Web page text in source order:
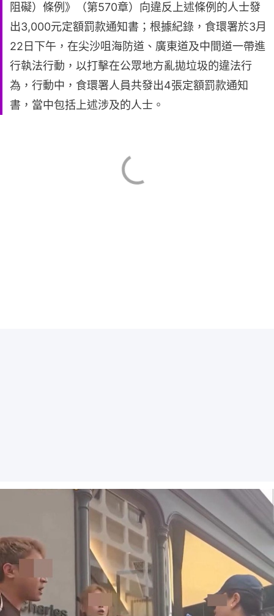
阻礙）條例》（第570章）向違反上述條例的人士發
出3,000元定額罰款通知書；根據紀錄，食環署於3月
22日下午，在尖沙咀海防道、廣東道及中間道一帶進
行執法行動，以打擊在公眾地方亂拋垃圾的違法行
為，行動中，食環署人員共發出4張定額罰款通知
書，當中包括上述涉及的人士。